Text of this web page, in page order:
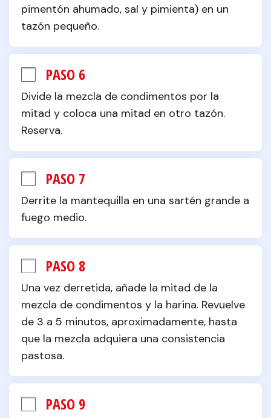
pimentón ahumado, sal y pimienta) en un
tazón pequeño.
PASO 6
Divide la mezcla de condimentos por la
mitad y coloca una mitad en otro tazón.
Reserva.
PASO 7
Derrite la mantequilla en una sartén grande a
fuego medio.
PASO 8
Una vez derretida, añade la mitad de la
mezcla de condimentos y la harina. Revuelve
de 3 a 5 minutos, aproximadamente, hasta
que la mezcla adquiera una consistencia
pastosa.
PASO 9